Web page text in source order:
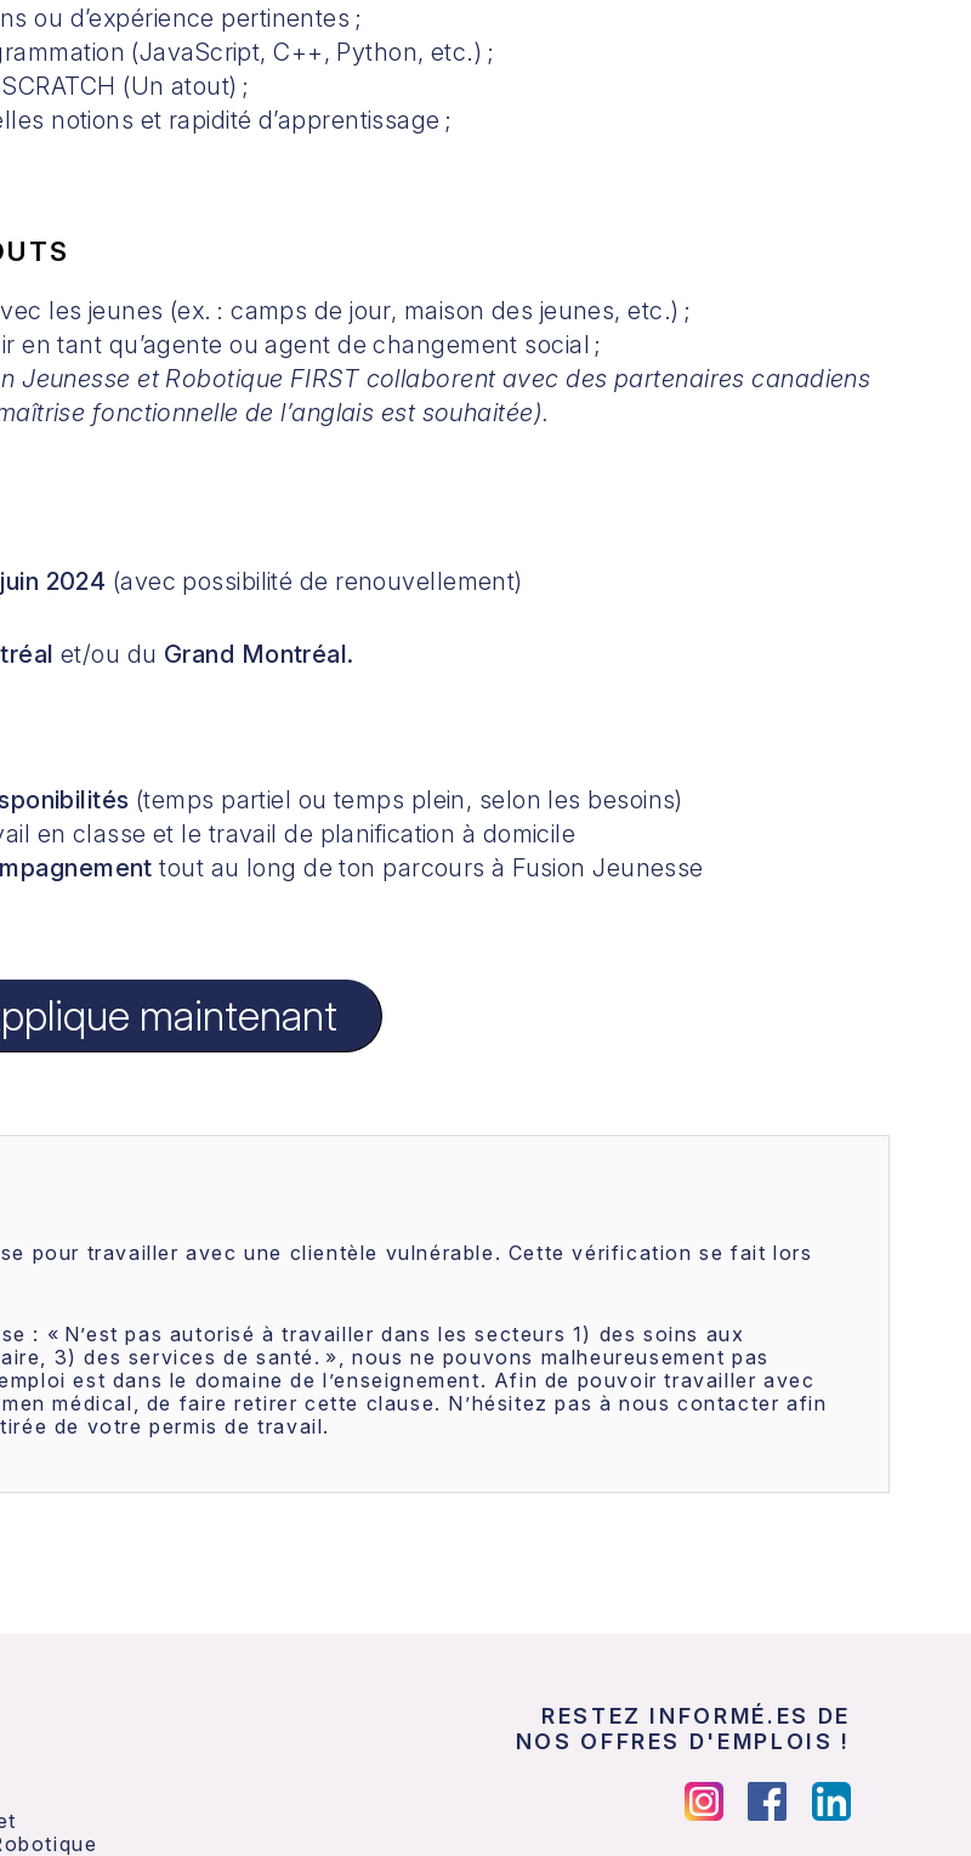
ou d’expérience pertinentes ;
(JavaScript, C++, Python, etc.) ;
(Un atout) ;
notions et rapidité d’apprentissage ;
les jeunes (ex. : camps de jour, maison des jeunes, etc.) ;
en tant qu’agente ou agent de changement social ;
Jeunesse et Robotique FIRST collaborent avec des partenaires canadiens
fonctionnelle de l’anglais est souhaitée).
2024 (avec possibilité de renouvellement)
et/ou du Grand Montréal.
(temps partiel ou temps plein, selon les besoins)
en classe et le travail de planification à domicile
tout au long de ton parcours à Fusion Jeunesse
maintenant
pour travailler avec une clientèle vulnérable. Cette vérification se fait lors
: « N’est pas autorisé à travailler dans les secteurs 1) des soins aux
3) des services de santé. », nous ne pouvons malheureusement pas
est dans le domaine de l’enseignement. Afin de pouvoir travailler avec
médical, de faire retirer cette clause. N’hésitez pas à nous contacter afin
de votre permis de travail.
RESTEZ INFORMÉ.ES DE
NOS OFFRES D'EMPLOIS !